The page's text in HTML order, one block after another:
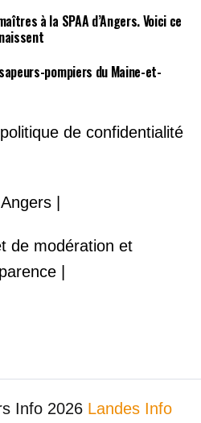
à la SPAA d’Angers. Voici ce
pompiers du Maine-et-
de confidentialité
|
de modération et
|
Info 2026 Landes Info